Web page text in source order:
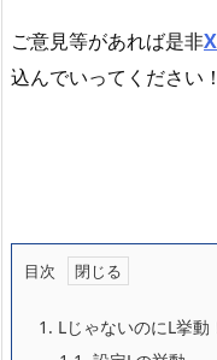
ご意見等があれば是非
込んでいってください！
目次
1. LじゃないのにL挙動